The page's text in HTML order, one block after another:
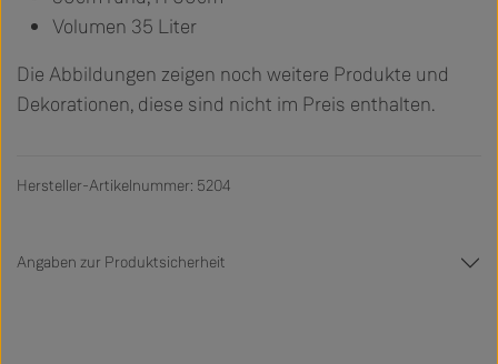
Volumen 35 Liter
Die Abbildungen zeigen noch weitere Produkte und
Dekorationen, diese sind nicht im Preis enthalten.
Hersteller-Artikelnummer: 5204
Angaben zur Produktsicherheit